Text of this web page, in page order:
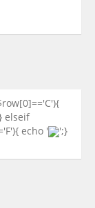
elseif
echo '
';}